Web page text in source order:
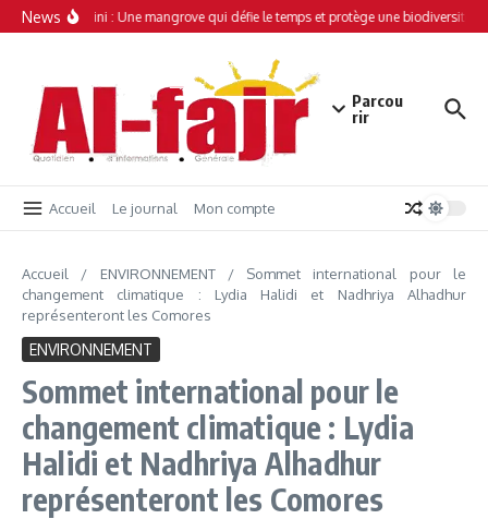
Aller au contenu
News
Simamboini : Une mangrove qui défie le temps et protège une biodiversité
Parcou
rir
Accueil Le journal Mon compte
Accueil / ENVIRONNEMENT/ Sommet international pour le
changement climatique : Lydia Halidi et Nadhriya Alhadhur
représenteront les Comores
ENVIRONNEMENT
Sommet international pour le
changement climatique : Lydia
Halidi et Nadhriya Alhadhur
représenteront les Comores